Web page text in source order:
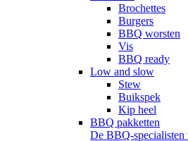
Brochettes
Burgers
BBQ worsten
Vis
BBQ ready
Low and slow
Stew
Buikspek
Kip heel
BBQ pakketten
De BBQ-specialisten